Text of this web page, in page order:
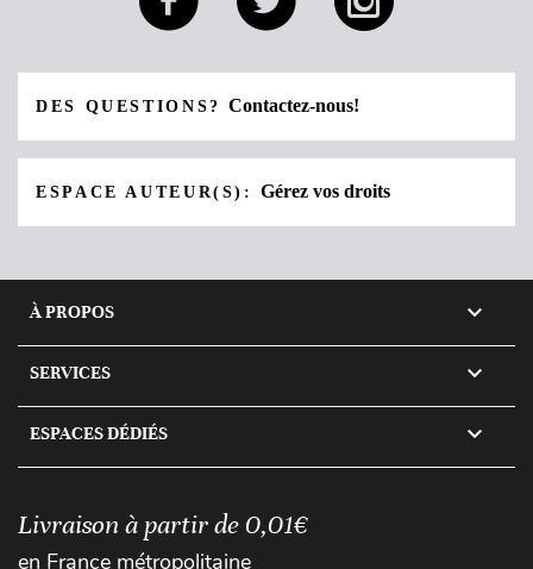
DES QUESTIONS?Contactez-nous!
ESPACE AUTEUR(S):Gérez vos droits
À PROPOS 
SERVICES 
ESPACES DÉDIÉS 
Livraison à partir de 0,01€
en France métropolitaine